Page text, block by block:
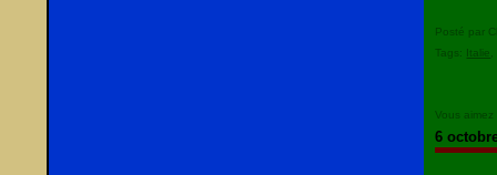
Posté par
Tags: Italie
Vous aimez
6